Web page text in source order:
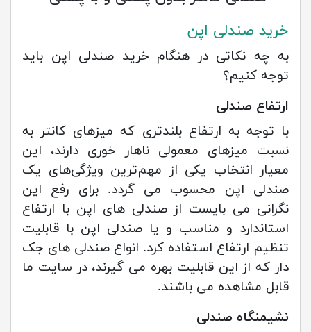
خرید صندلی اپن
به چه نکاتی در هنگام خرید صندلی اپن باید
توجه کنیم؟
ارتفاع صندلی
با توجه به ارتفاع بلندتری که میزهای کانتر به
نسبت میزهای معمولی ناهار خوری دارند، این
معیار انتخاب یکی از مهم‌ترین ویژگی‌های یک
صندلی اپن محسوب می گردد. برای رفع این
نگرانی می بایست از صندلی های اپن با ارتفاع
استاندارد و مناسب و یا صندلی اپن با قابلیت
تنظیم ارتفاع استفاده کرد. انواع صندلی های جک
دار که از این قابلیت بهره می گیرند، در سایت ما
قابل مشاهده می باشند.
نشیمنگاه صندلی